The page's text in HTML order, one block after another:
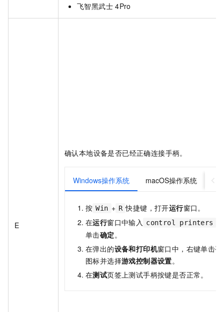
飞智黑武士 4Pro
E
确认本地设备是否已经正确连接手柄。
Windows操作系统 macOS操作系统
按 Win + R 快捷键，打开运行窗口。
在运行窗口中输入 control printers
单击确定。
在弹出的设备和打印机窗口中，右键单击手
图标并选择游戏控制器设置。
在测试页签上测试手柄按键是否正常。